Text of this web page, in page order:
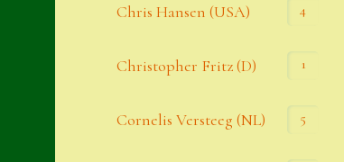
Chris Hansen (USA) 4
Christopher Fritz (D) 1
Cornelis Versteeg (NL) 5